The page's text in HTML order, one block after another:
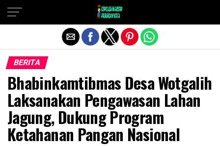
BERITA
Bhabinkamtibmas Desa Wotgalih
Laksanakan Pengawasan Lahan
Jagung, Dukung Program
Ketahanan Pangan Nasional
Exit mobile version